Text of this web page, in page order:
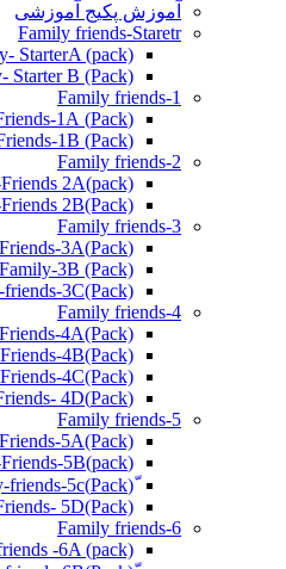
آموزش پکیج آموزشی
Family friends-Staretr
StarterA (pack)
Starter B (Pack)
Family friends-1
(Pack) Family-Friends-1A
(Pack) Family Friends-1B
Family friends-2
2A(pack)
2B(Pack)
Family friends-3
(Pack)Family-Friends-3A
3B (Pack)
3C(Pack)
Family friends-4
4A(Pack)
4B(Pack)
4C(Pack)
(Pack)Family- Friends- 4D
Family friends-5
5A(Pack)
(pack)Family-Friends-5B
ّ(Pack)Family-friends-5c
5D(Pack)
Family friends-6
-6A (pack)